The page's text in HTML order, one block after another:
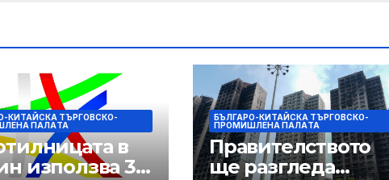
КИТАЙСКА ТЪРГОВСКО-
ПАЛAТА
в
използва 3D
БЪЛГАРО-КИТАЙСКА ТЪРГОВСКО-
ПРОМИШЛЕНА ПАЛAТА
Правителството
ще разгледа